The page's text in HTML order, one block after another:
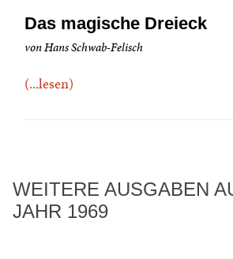
Das magische Dreieck
von Hans Schwab-Felisch
(...lesen)
WEITERE AUSGABEN
JAHR 1969